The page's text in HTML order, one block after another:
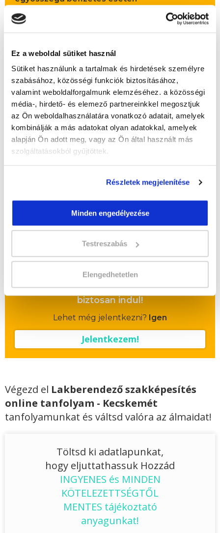
Ez a weboldal sütiket használ
Sütiket használunk a tartalmak és hirdetések személyre
szabásához, közösségi funkciók biztosításához,
valamint weboldalforgalmunk elemzéséhez. a közösségi
média-, hirdető- és elemező partnereinkkel megosztjuk
az Ön weboldalhasználatára vonatkozó adatait, amelyek
kombinálják a más adatokat olyan adatokkal, amelyek
alapján Ön adott meg, vagy az Ön által használt más
szolgáltatásokból gyűjtöttek.
Részletek megjelenítése
Minden engedélyezése
Testreszabás
Elengedhetetlen
Vizsgadíj:
Vizsgadíj várható összege
A csoport a meghirdetett időpontban
biztosan indul!
Lehet még csatlakozni?Igen
Jelentkezem!
" F " csoport
Indulás időpontja:2026-09-25
309 000 Ft
egyösszegű befizetés esetén
80 000 Ft
Vizsgadíj várható összege
A csoport a meghirdetett időpontban
biztosan indul!
Lehet még jelentkezni? Igen
Jelentkezem!
Végezd el Lakberendező szakképesítés
online tanfolyam - Kecskemét
tanfolyamunkat és váltsd valóra az álmaidat!
Töltsd ki adatlapunkat,
hogy eljuttathassuk Hozzád
INGYENES és MINDEN
KÖTELEZETTSÉGTŐL
MENTES tájékoztató
anyagunkat!